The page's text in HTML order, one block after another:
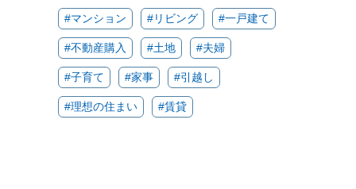
ビューし活躍。K-1 WORLD MAXでは、
日本人初の世界王者（2003、2008年）に
輝く。2009年に現役を引退した後は、タ
レント・ […]
#マンション #リビング #一戸建て
#不動産購入 #土地 #夫婦
#子育て #家事 #引越し
#理想の住まい #賃貸